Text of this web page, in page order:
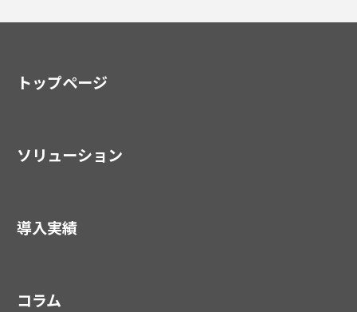
トップページ
ソリューション
導入実績
コラム